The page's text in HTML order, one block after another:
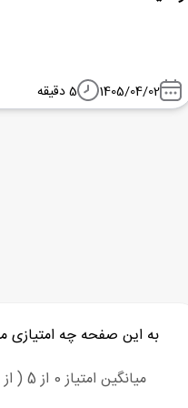
1405/04/02 5 دقیقه
به این صفحه چه امتیازی
میانگین امتیاز 0 از 5 ( از 0 رای )